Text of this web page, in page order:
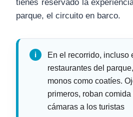
tienes reservado la
parque, el circuito en barco.
En el recorrido, incluso
restaurantes del
monos como coatíes.
primeros, roban
cámaras a los turistas